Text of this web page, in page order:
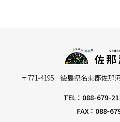
〒771-4195 徳島県名東郡佐那
TEL：088-679-
FAX：088-